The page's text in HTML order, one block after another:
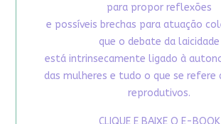
para propor reflexões
e possíveis brechas para atuação
que o debate da laicidade
está intrinsecamente ligado à
das mulheres e tudo o que se refere
reprodutivos.
CLIQUE E BAIXE O E-BOOK